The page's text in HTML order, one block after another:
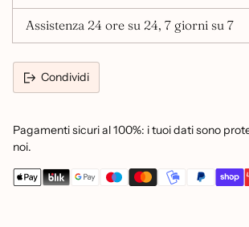
Assistenza 24 ore su 24, 7 giorni su 7
Condividi
Pagamenti sicuri al 100%: i tuoi dati sono
noi.